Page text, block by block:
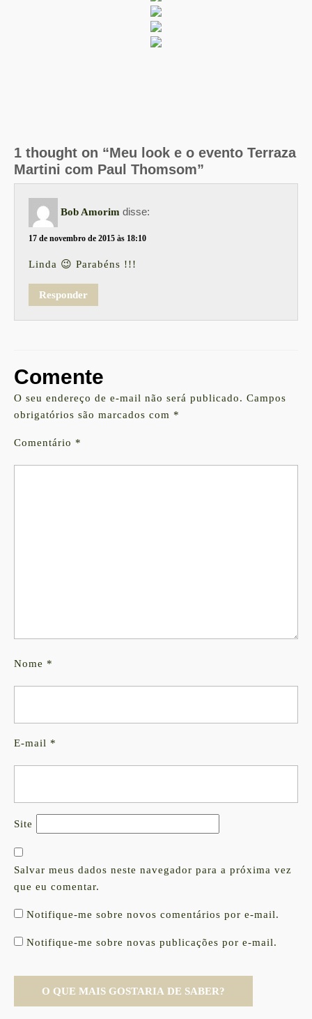
1 thought on “Meu look e o evento Terraza
Martini com Paul Thomsom”
Bob Amorim disse:
17 de novembro de 2015 às 18:10
Linda 😉 Parabéns !!!
Responder
Comente
O seu endereço de e-mail não será publicado. Campos
obrigatórios são marcados com *
Comentário *
Nome *
E-mail *
Site
Salvar meus dados neste navegador para a próxima vez
que eu comentar.
Notifique-me sobre novos comentários por e-mail.
Notifique-me sobre novas publicações por e-mail.